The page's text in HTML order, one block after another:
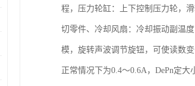
程，压力轮缸：上下控制压力轮，
切零件、冷却风扇：冷却振动副温
模，旋转声波调节旋钮，可使读数
正常情况下为0.4～0.6A，DePn定